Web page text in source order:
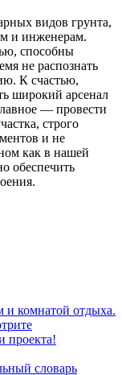
видов грунта,
и инженерам.
способны
не распознать
К счастью,
широкий арсенал
— провести
строго
и не
как в нашей
обеспечить
и комнатой отдыха.
проекта!
словарь